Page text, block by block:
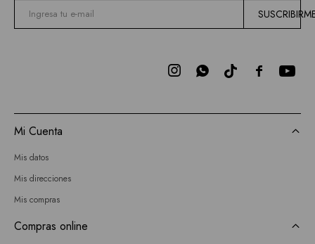

 
Mi Cuenta
Mis datos
Mis direcciones
Mis compras
Compras online